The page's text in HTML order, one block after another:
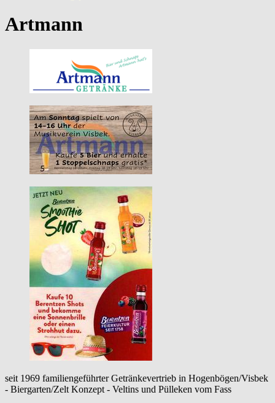
Artmann
seit 1969 familiengeführter Getränkevertrieb in Hogenbögen/Visbek
- Biergarten/Zelt Konzept - Veltins und Pülleken vom Fass